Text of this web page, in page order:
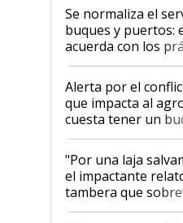
Se normaliza el
buques y puertos:
acuerda con los
suspende el
desregulación
Alerta por el
que impacta al
cuesta tener un
y el peligro de
pase a ser "país
"Por una laja
el impactante
tambera que
tornado